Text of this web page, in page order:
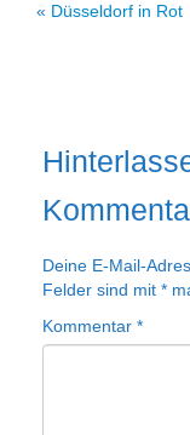
« Düsseldorf in Rot
Deine E-Mail-
Felder sind mit *
Kommentar *